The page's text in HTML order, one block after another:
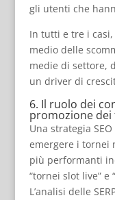
gli utenti che
In tutti e tre i casi,
medio delle
medie di settore,
un driver di
6. Il ruolo dei
promozione
Una strategia
emergere i tornei
più performanti
“tornei slot live” e
L’analisi delle